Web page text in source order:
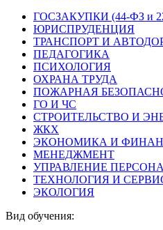
ГОСЗАКУПКИ (44-ФЗ и
ЮРИСПРУДЕНЦИЯ
ТРАНСПОРТ И
ПЕДАГОГИКА
ПСИХОЛОГИЯ
ОХРАНА ТРУДА
ПОЖАРНАЯ
ГО И ЧС
СТРОИТЕЛЬСТВО И
ЖКХ
ЭКОНОМИКА И
МЕНЕДЖМЕНТ
УПРАВЛЕНИЕ
ТЕХНОЛОГИЯ И
ЭКОЛОГИЯ
Вид обучения: